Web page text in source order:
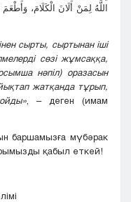
اللَّهُ لِمَنْ أَلَانَ الْكَلَامَ،
сырты, сыртынан іші
сөзі жұмсаққа,
нәпіл) оразасын
жатқанда тұрып,
, – деген (имам
баршамызға мүбәрак
қабыл еткей!